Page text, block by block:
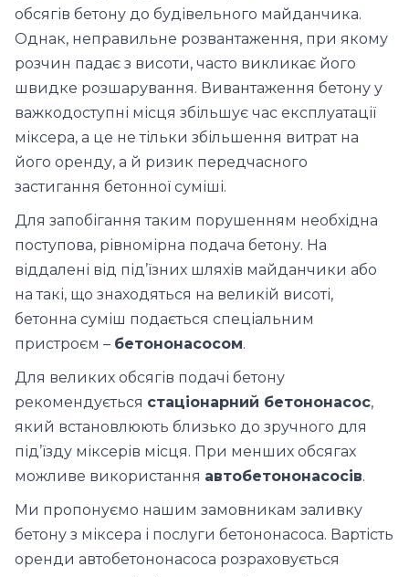
обсягів бетону до будівельного майданчика.
Однак, неправильне розвантаження, при якому
розчин падає з висоти, часто викликає його
швидке розшарування. Вивантаження бетону у
важкодоступні місця збільшує час експлуатації
міксера, а це не тільки збільшення витрат на
його оренду, а й ризик передчасного
застигання бетонної суміші.
Для запобігання таким порушенням необхідна
поступова, рівномірна подача бетону. На
віддалені від під’їзних шляхів майданчики або
на такі, що знаходяться на великій висоті,
бетонна суміш подається спеціальним
пристроєм – бетононасосом.
Для великих обсягів подачі бетону
рекомендується стаціонарний бетононасос,
який встановлюють близько до зручного для
під’їзду міксерів місця. При менших обсягах
можливе використання автобетононасосів.
Ми пропонуємо нашим замовникам заливку
бетону з міксера і послуги бетононасоса. Вартість
оренди автобетононасоса розраховується